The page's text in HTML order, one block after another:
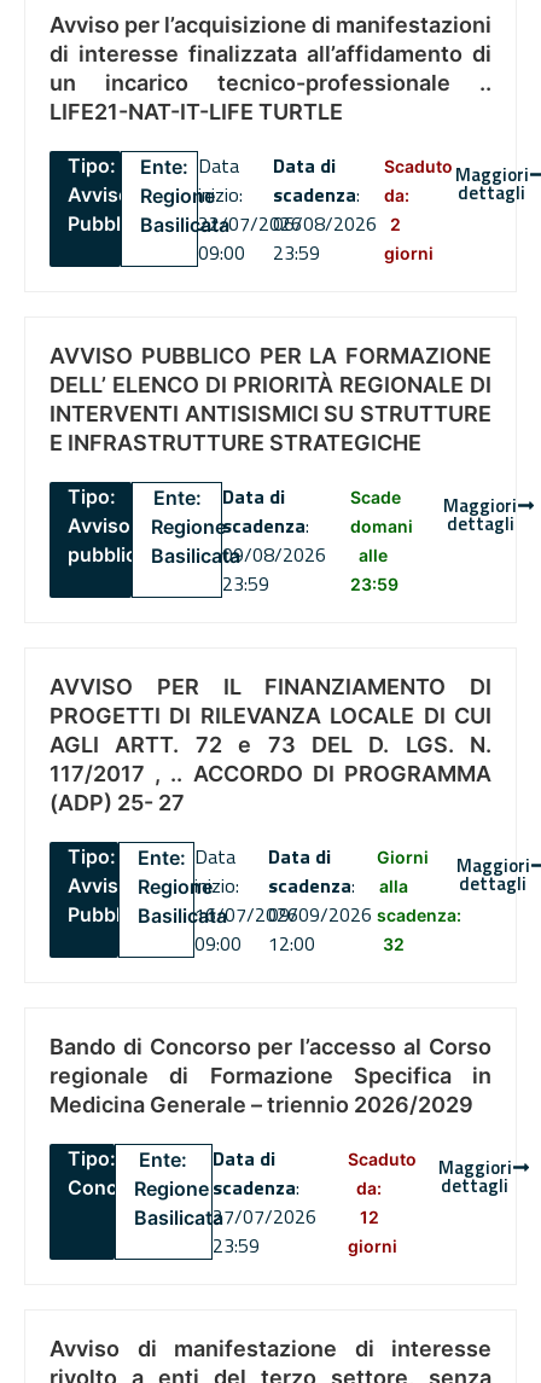
Avviso per l’acquisizione di manifestazioni
di interesse finalizzata all’affidamento di
un incarico tecnico-professionale ..
LIFE21-NAT-IT-LIFE TURTLE
Tipo:
Avviso
Pubblico
Ente:
Regione
Basilicata
Data
inizio:
22/07/2026
09:00
Data di
scadenza:
06/08/2026
23:59
Scaduto
da:
2
giorni
Maggiori
dettagli
AVVISO PUBBLICO PER LA FORMAZIONE
DELL’ ELENCO DI PRIORITÀ REGIONALE DI
INTERVENTI ANTISISMICI SU STRUTTURE
E INFRASTRUTTURE STRATEGICHE
Tipo:
Avviso
pubblico
Ente:
Regione
Basilicata
Data di
scadenza:
09/08/2026
23:59
Scade
domani
alle
23:59
Maggiori
dettagli
AVVISO PER IL FINANZIAMENTO DI
PROGETTI DI RILEVANZA LOCALE DI CUI
AGLI ARTT. 72 e 73 DEL D. LGS. N.
117/2017 , .. ACCORDO DI PROGRAMMA
(ADP) 25- 27
Tipo:
Avviso
Pubblico
Ente:
Regione
Basilicata
Data
inizio:
16/07/2026
09:00
Data di
scadenza:
09/09/2026
12:00
Giorni
alla
scadenza:
32
Maggiori
dettagli
Bando di Concorso per l’accesso al Corso
regionale di Formazione Specifica in
Medicina Generale – triennio 2026/2029
Tipo:
Concorsi
Ente:
Regione
Basilicata
Data di
scadenza:
27/07/2026
23:59
Scaduto
da:
12
giorni
Maggiori
dettagli
Avviso di manifestazione di interesse
rivolto a enti del terzo settore, senza